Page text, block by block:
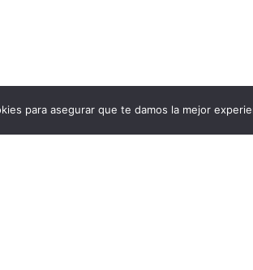
para asegurar que te damos la mejor